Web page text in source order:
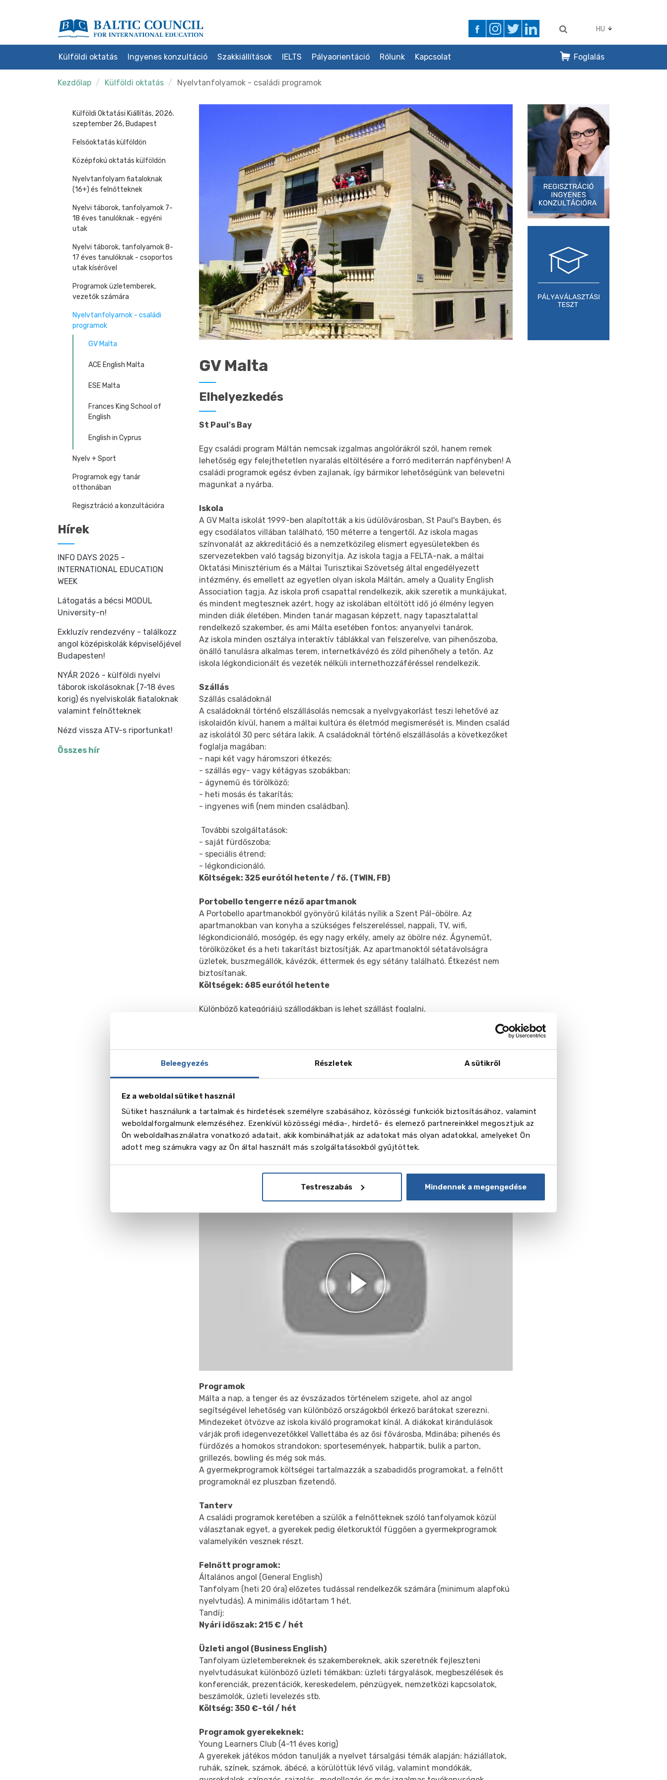
Beleegyezés Részletek A sütikről
Ez a weboldal sütiket használ
Sütiket használunk a tartalmak és hirdetések személyre szabásához, közösségi funkciók biztosításához, valamint
weboldalforgalmunk elemzéséhez. Ezenkívül közösségi média-, hirdető- és elemező partnereinkkel megosztjuk az
Ön weboldalhasználatra vonatkozó adatait, akik kombinálhatják az adatokat más olyan adatokkal, amelyeket Ön
adott meg számukra vagy az Ön által használt más szolgáltatásokból gyűjtöttek.
Testreszabás Mindennek a megengedése
HU
Külföldi oktatás Ingyenes konzultáció Szakkiállítások IELTS Pályaorientáció Rólunk Kapcsolat Foglalás
Kezdőlap Külföldi oktatás Nyelvtanfolyamok - családi programok
Külföldi Oktatási Kiállítás, 2026.
szeptember 26, Budapest
Felsőoktatás külföldön
Középfokú oktatás külföldön
Nyelvtanfolyam fiataloknak
(16+) és felnőtteknek
Nyelvi táborok, tanfolyamok 7-
18 éves tanulóknak - egyéni
utak
Nyelvi táborok, tanfolyamok 8-
17 éves tanulóknak - csoportos
utak kísérővel
Programok üzletemberek,
vezetők számára
Nyelvtanfolyamok - családi
programok
GV Malta
ACE English Malta
ESE Malta
Frances King School of
English
English in Cyprus
Nyelv + Sport
Programok egy tanár
otthonában
Regisztráció a konzultációra
Hírek
INFO DAYS 2025 –
INTERNATIONAL EDUCATION
WEEK
Látogatás a bécsi MODUL
University-n!
Exkluzív rendezvény - találkozz
angol középiskolák képviselőjével
Budapesten!
NYÁR 2026 - külföldi nyelvi
táborok iskolásoknak (7-18 éves
korig) és nyelviskolák fiataloknak
valamint felnőtteknek
Nézd vissza ATV-s riportunkat!
Összes hír
GV Malta
Elhelyezkedés
St Paul's Bay
Egy családi program Máltán nemcsak izgalmas angolórákról szól, hanem remek
lehetőség egy felejthetetlen nyaralás eltöltésére a forró mediterrán napfényben! A
családi programok egész évben zajlanak, így bármikor lehetőségünk van belevetni
magunkat a nyárba.
Iskola
A GV Malta iskolát 1999-ben alapították a kis üdülővárosban, St Paul's Bayben, és
egy csodálatos villában található, 150 méterre a tengertől. Az iskola magas
színvonalát az akkreditáció és a nemzetközileg elismert egyesületekben és
szervezetekben való tagság bizonyítja. Az iskola tagja a FELTA-nak, a máltai
Oktatási Minisztérium és a Máltai Turisztikai Szövetség által engedélyezett
intézmény, és emellett az egyetlen olyan iskola Máltán, amely a Quality English
Association tagja. Az iskola profi csapattal rendelkezik, akik szeretik a munkájukat,
és mindent megtesznek azért, hogy az iskolában eltöltött idő jó élmény legyen
minden diák életében. Minden tanár magasan képzett, nagy tapasztalattal
rendelkező szakember, és ami Málta esetében fontos: anyanyelvi tanárok.
Az iskola minden osztálya interaktív táblákkal van felszerelve, van pihenőszoba,
önálló tanulásra alkalmas terem, internetkávézó és zöld pihenőhely a tetőn. Az
iskola légkondicionált és vezeték nélküli internethozzáféréssel rendelkezik.
Szállás
Szállás családoknál
A családoknál történő elszállásolás nemcsak a nyelvgyakorlást teszi lehetővé az
iskolaidőn kívül, hanem a máltai kultúra és életmód megismerését is. Minden család
az iskolától 30 perc sétára lakik. A családoknál történő elszállásolás a következőket
foglalja magában:
- napi két vagy háromszori étkezés;
- szállás egy- vagy kétágyas szobákban;
- ágynemű és törölköző;
- heti mosás és takarítás;
- ingyenes wifi (nem minden családban).
További szolgáltatások:
- saját fürdőszoba;
- speciális étrend;
- légkondicionáló.
Költségek: 325 eurótól hetente / fő. (TWIN, FB)
Portobello tengerre néző apartmanok
A Portobello apartmanokból gyönyörű kilátás nyílik a Szent Pál-öbölre. Az
apartmanokban van konyha a szükséges felszereléssel, nappali, TV, wifi,
légkondicionáló, mosógép, és egy nagy erkély, amely az öbölre néz. Ágyneműt,
törölközőket és a heti takarítást biztosítják. Az apartmanoktól sétatávolságra
üzletek, buszmegállók, kávézók, éttermek és egy sétány található. Étkezést nem
biztosítanak.
Költségek: 685 eurótól hetente
Különböző kategóriájú szállodákban is lehet szállást foglalni.
vēl
34
Képek
Programok
Málta a nap, a tenger és az évszázados történelem szigete, ahol az angol
segítségével lehetőség van különböző országokból érkező barátokat szerezni.
Mindezeket ötvözve az iskola kiváló programokat kínál. A diákokat kirándulások
várják profi idegenvezetőkkel Vallettába és az ősi fővárosba, Mdinába; pihenés és
fürdőzés a homokos strandokon; sportesemények, habpartik, bulik a parton,
grillezés, bowling és még sok más.
A gyermekprogramok költségei tartalmazzák a szabadidős programokat, a felnőtt
programoknál ez pluszban fizetendő.
Tanterv
A családi programok keretében a szülők a felnőtteknek szóló tanfolyamok közül
választanak egyet, a gyerekek pedig életkoruktól függően a gyermekprogramok
valamelyikén vesznek részt.
Felnőtt programok:
Általános angol (General English)
Tanfolyam (heti 20 óra) előzetes tudással rendelkezők számára (minimum alapfokú
nyelvtudás). A minimális időtartam 1 hét.
Tandíj:
Nyári időszak: 215 € / hét
Üzleti angol (Business English)
Tanfolyam üzletembereknek és szakembereknek, akik szeretnék fejleszteni
nyelvtudásukat különböző üzleti témákban: üzleti tárgyalások, megbeszélések és
konferenciák, prezentációk, kereskedelem, pénzügyek, nemzetközi kapcsolatok,
beszámolók, üzleti levelezés stb.
Költség: 350 €-tól / hét
Programok gyerekeknek:
Young Learners Club (4-11 éves korig)
A gyerekek játékos módon tanulják a nyelvet társalgási témák alapján: háziállatok,
ruhák, színek, számok, ábécé, a körülöttük lévő világ, valamint mondókák,